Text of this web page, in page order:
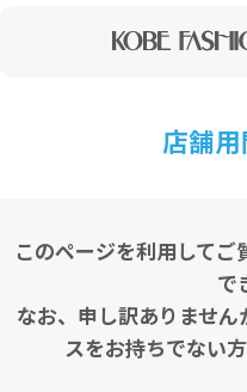
店舗
このページを利用して
で
なお、申し訳ありませ
スをお持ちでない